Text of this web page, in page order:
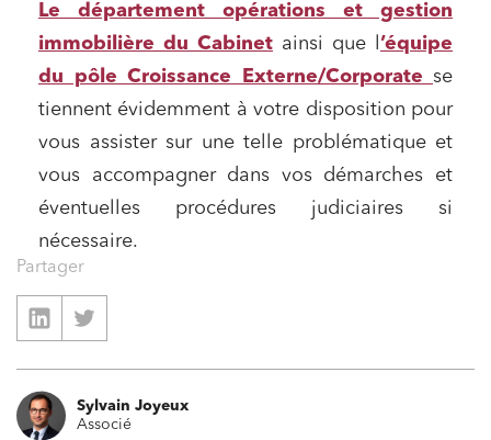
Le département opérations et gestion
immobilière du Cabinet ainsi que l ’équipe
du pôle Croissance Externe/Corporate se
tiennent évidemment à votre disposition pour
vous assister sur une telle problématique et
vous accompagner dans vos démarches et
éventuelles procédures judiciaires si
nécessaire.
Partager
Sylvain Joyeux
Associé
Associations et acteurs de l’économie sociale et
solidaire